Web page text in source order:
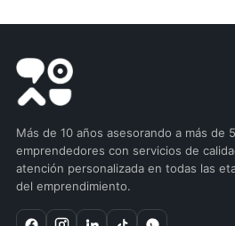
Más de 10 años asesorando a más de
emprendedores con servicios de
atención personalizada en todas las
del emprendimiento.